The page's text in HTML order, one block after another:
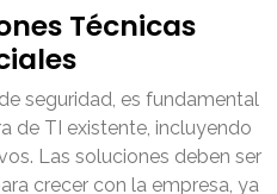
Técnicas
seguridad, es fundamental
de TI existente, incluyendo
Las soluciones deben ser
crecer con la empresa, ya